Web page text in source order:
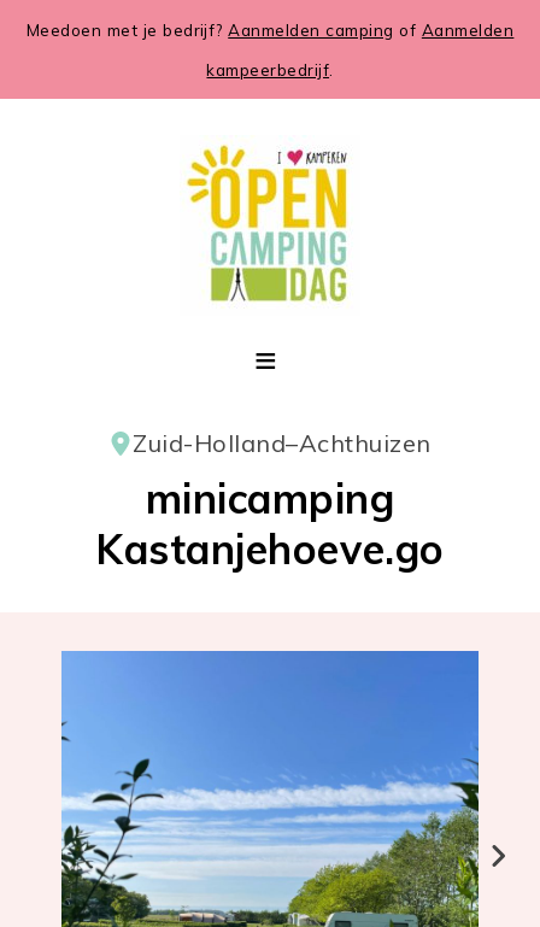
Meedoen met je bedrijf?Aanmelden camping of Aanmelden
kampeerbedrijf
Zuid-Holland–Achthuizen
minicamping
Kastanjehoeve.go